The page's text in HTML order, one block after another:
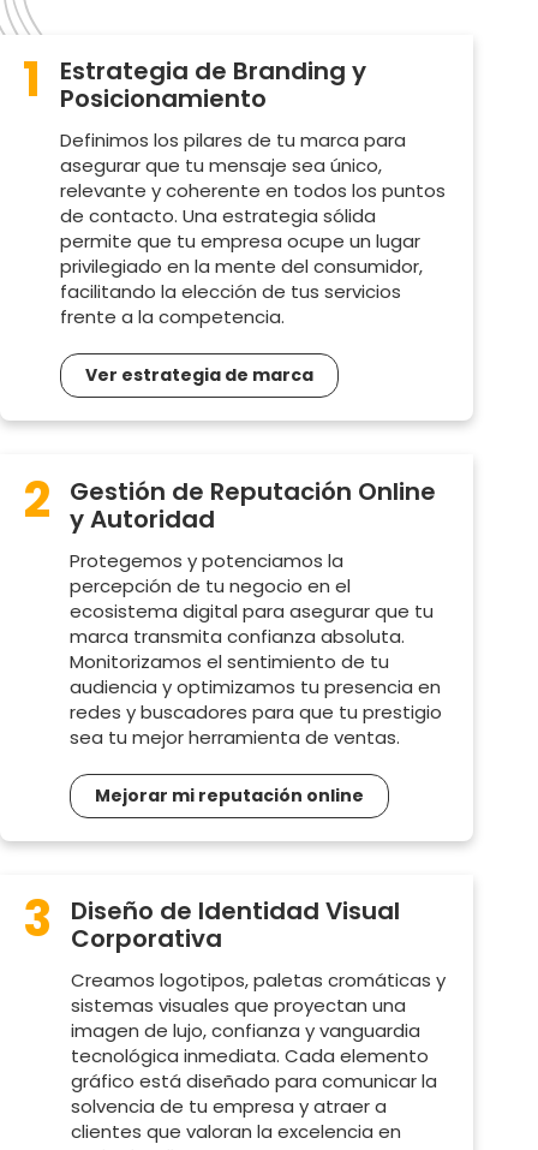
1
Estrategia de Branding y
Posicionamiento
Definimos los pilares de tu marca para
asegurar que tu mensaje sea único,
relevante y coherente en todos los puntos
de contacto. Una estrategia sólida
permite que tu empresa ocupe un lugar
privilegiado en la mente del consumidor,
facilitando la elección de tus servicios
frente a la competencia.
Ver estrategia de marca
2
Gestión de Reputación Online
y Autoridad
Protegemos y potenciamos la
percepción de tu negocio en el
ecosistema digital para asegurar que tu
marca transmita confianza absoluta.
Monitorizamos el sentimiento de tu
audiencia y optimizamos tu presencia en
redes y buscadores para que tu prestigio
sea tu mejor herramienta de ventas.
Mejorar mi reputación online
3
Diseño de Identidad Visual
Corporativa
Creamos logotipos, paletas cromáticas y
sistemas visuales que proyectan una
imagen de lujo, confianza y vanguardia
tecnológica inmediata. Cada elemento
gráfico está diseñado para comunicar la
solvencia de tu empresa y atraer a
clientes que valoran la excelencia en